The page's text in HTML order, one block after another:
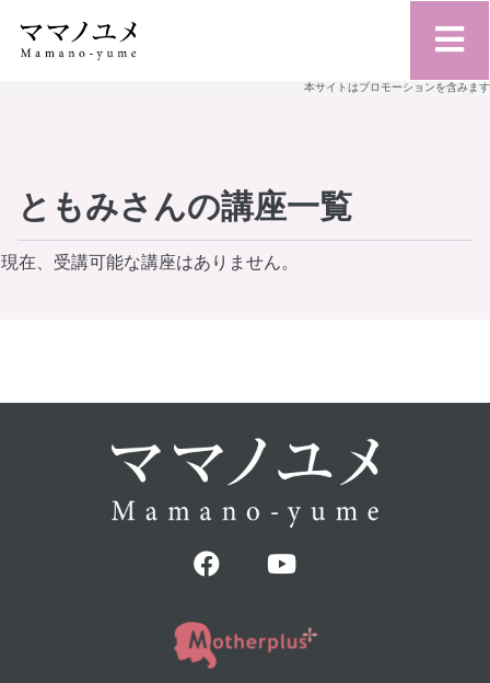
本サイトはプロモーションを含みます
ともみさんの講座一覧
現在、受講可能な講座はありません。